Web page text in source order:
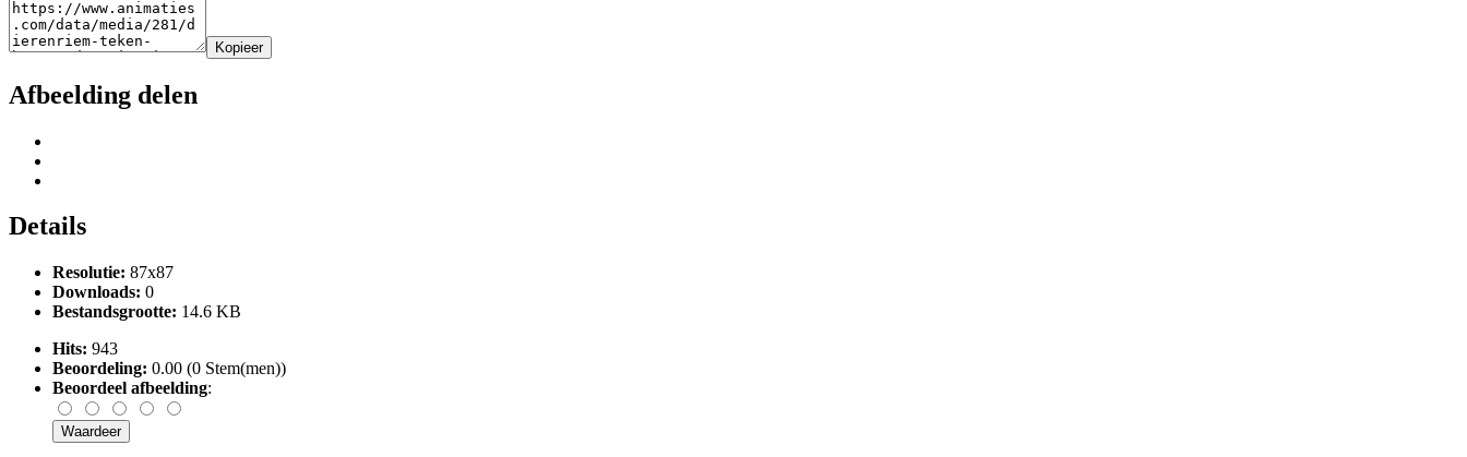
Kopieer
Afbeelding delen
Details
Resolutie: 87x87
Downloads: 0
Bestandsgrootte: 14.6 KB
Hits: 943
Beoordeling: 0.00 (0 Stem(men))
Beoordeel afbeelding: